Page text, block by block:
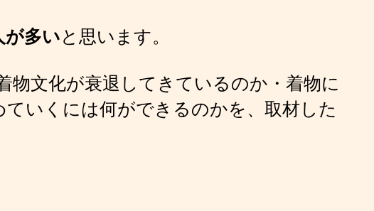
が多いと思います。
物文化が衰退してきているのか・着物に
いくには何ができるのかを、取材した